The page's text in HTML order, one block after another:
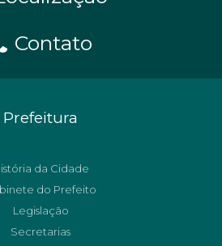
Contato
Prefeitura
da Cidade
do Prefeito
Legislação
Secretarias